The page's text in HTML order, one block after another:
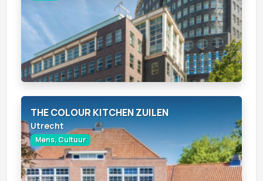
THE COLOUR KITCHEN ZUILEN
Utrecht
Mens, Cultuur